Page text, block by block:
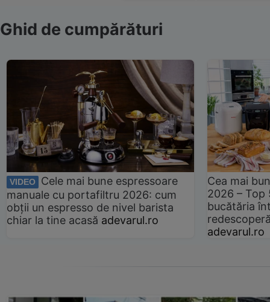
Ghid de cumpărături
VIDEO
Cele mai bune espressoare
manuale cu portafiltru 2026: cum
obții un espresso de nivel barista
chiar la tine acasă adevarul.ro
Cea mai
2026 –
bucătăria
adevarul.ro